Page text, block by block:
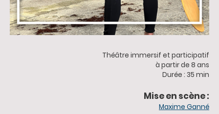
Théâtre immersif et participatif
à partir de 8 ans
Durée : 35 min
Mise en scène :
Maxime Ganné